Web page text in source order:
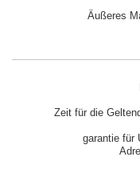
Äußeres
Zeit für die
garantie für